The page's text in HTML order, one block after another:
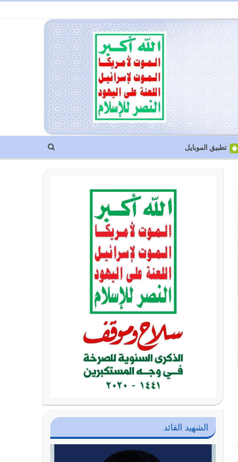
تطبيق الموبايل
الشهيد القائد